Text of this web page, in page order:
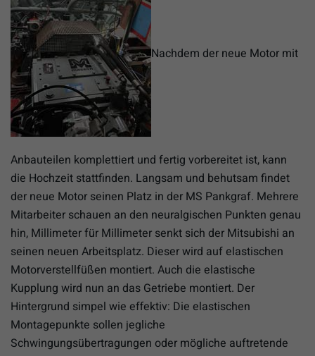
Nachdem der neue Motor mit
Anbauteilen komplettiert und fertig vorbereitet ist, kann
die Hochzeit stattfinden. Langsam und behutsam findet
der neue Motor seinen Platz in der MS Pankgraf. Mehrere
Mitarbeiter schauen an den neuralgischen Punkten genau
hin, Millimeter für Millimeter senkt sich der Mitsubishi an
seinen neuen Arbeitsplatz. Dieser wird auf elastischen
Motorverstellfüßen montiert. Auch die elastische
Kupplung wird nun an das Getriebe montiert. Der
Hintergrund simpel wie effektiv: Die elastischen
Montagepunkte sollen jegliche
Schwingungsübertragungen oder mögliche auftretende